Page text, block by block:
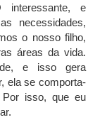
interessante, e
necessidades,
o nosso filho,
áreas da vida.
e isso gera
ela se comporta-
isso, que eu